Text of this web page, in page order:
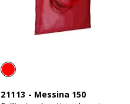
21113 - Messina 150